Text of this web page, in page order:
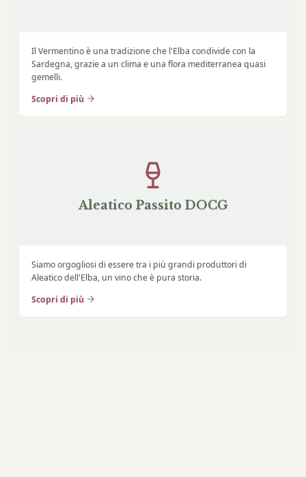
Il Vermentino è una tradizione che l'Elba condivide con la
Sardegna, grazie a un clima e una flora mediterranea quasi
gemelli.
Scopri di più
Aleatico Passito DOCG
Siamo orgogliosi di essere tra i più grandi produttori di
Aleatico dell'Elba, un vino che è pura storia.
Scopri di più